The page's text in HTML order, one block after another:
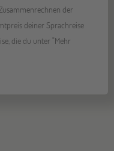
der
deiner Sprachreise
die du unter "Mehr